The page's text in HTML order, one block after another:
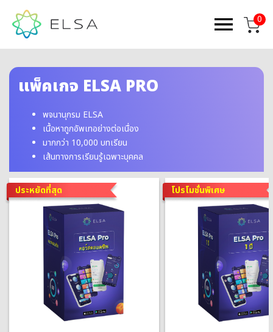
0
แพ็คเกจ ELSA PRO
พจนานุกรม ELSA
เนื้อหาถูกอัพเทอย่างต่อเนื่อง
มากกว่า 10,000 บทเรียน
เส้นทางการเรียนรู้เฉพาะบุคคล
ประหยัดที่สุด โปรโมชั่นพิเศษ